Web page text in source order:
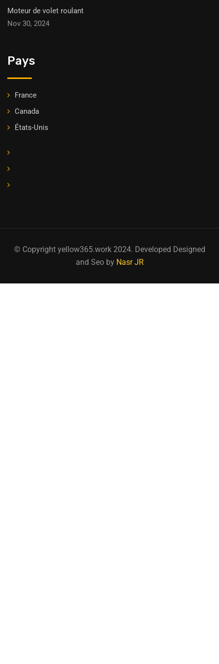
Moteur de volet roulant
Nov 30, 2024
Pays
France
Canada
États-Unis
© Copyright yellow365.work 2024. Developed Designed
and Seo by Nasr JR